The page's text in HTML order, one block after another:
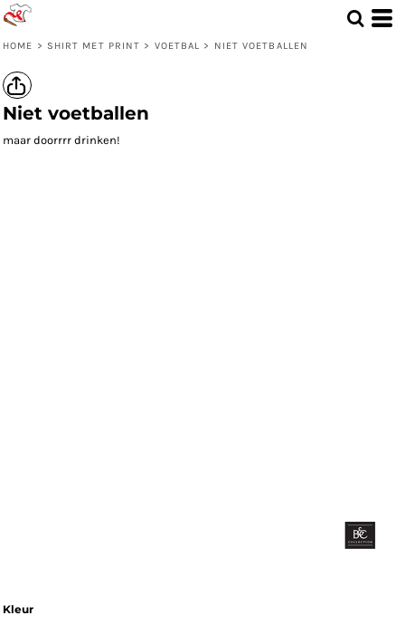
HOME > SHIRT MET PRINT > VOETBAL > NIET VOETBALLEN
Niet voetballen
maar doorrrr drinken!
Kleur